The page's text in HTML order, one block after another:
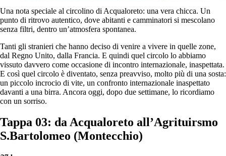
Una nota speciale al circolino di Acqualoreto: una vera chicca. Un
punto di ritrovo autentico, dove abitanti e camminatori si mescolano
senza filtri, dentro un’atmosfera spontanea.
Tanti gli stranieri che hanno deciso di venire a vivere in quelle zone,
dal Regno Unito, dalla Francia. E quindi quel circolo lo abbiamo
vissuto davvero come occasione di incontro internazionale, inaspettata.
E così quel circolo è diventato, senza preavviso, molto più di una sosta:
un piccolo incrocio di vite, un confronto internazionale inaspettato
davanti a una birra. Ancora oggi, dopo due settimane, lo ricordiamo
con un sorriso.
Tappa 03: da Acqualoreto all’Agrituirsmo
S.Bartolomeo (Montecchio)